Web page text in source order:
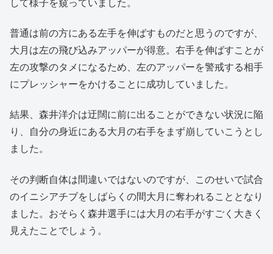
して様子を窺っていました。
普通は前の方にある左手を伸ばすものだと思うのですが、
大月は左の飛び込みアッパーが得意。右手を伸ばすことが
左の攻撃のタメになるため、左のアッパーを警戒する相手
にプレッシャーをかけることに成功していました。
結果、森井洋介は迂闊に前に出ることができない状況に陥
り、自分の身近にある大月の右手をまず崩していこうとし
ました。
その判断自体は間違いではないのですが、このせいで試合
のイニシアチブをしばらくの間大月に奪われることとなり
ました。おそらく森井選手には大月の右手がすごく大きく
見えたことでしょう。